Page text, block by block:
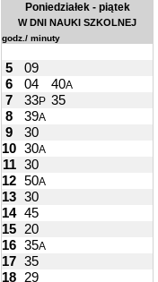
Poniedziałek - piątek
W DNI NAUKI SZKOLNEJ
godz./ minuty
5 09
6
04 40A
7 33P 35
8
39A
9 30
10 30A
11 30
12 50A
13 30
14 45
15 20
16 35A
17 35
18 29